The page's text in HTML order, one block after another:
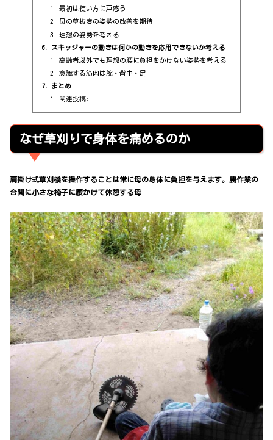
最初は使い方に戸惑う
母の草抜きの姿勢の改善を期待
理想の姿勢を考える
スキッジャーの動きは何かの動きを応用できないか考える
高齢者以外でも理想の腰に負担をかけない姿勢を考える
意識する筋肉は腕・背中・足
まとめ
関連投稿:
なぜ草刈りで身体を痛めるのか
肩掛け式草刈機を操作することは常に母の身体に負担を与えます。農作業の
合間に小さな椅子に腰かけて休憩する母